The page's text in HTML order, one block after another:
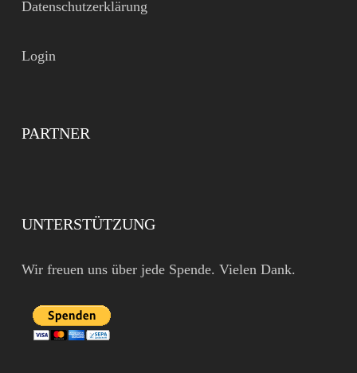
Datenschutzerklärung
Login
PARTNER
UNTERSTÜTZUNG
Wir freuen uns über jede Spende. Vielen Dank.